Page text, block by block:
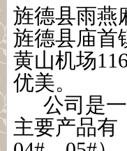
旌德县雨燕
旌德县庙首
黄山机场
优美。
公司是
主要产品有